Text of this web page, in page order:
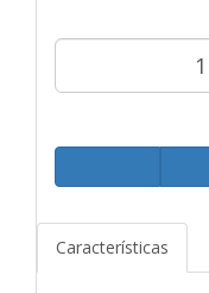
Características